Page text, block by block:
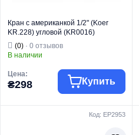
Кран с американкой 1/2" (Koer
KR.228) угловой (KR0016)
(0) · 0 отзывов
В наличии
Цена:
₴298 Купить
Код: EP2953